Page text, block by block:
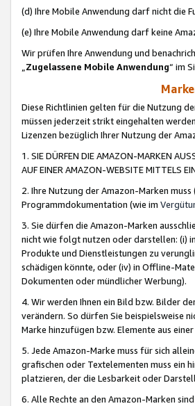
(d) Ihre Mobile Anwendung darf nicht die
(e) Ihre Mobile Anwendung darf keine
Wir prüfen Ihre Anwendung und
„Zugelassene Mobile Anwendung“ im
Diese Richtlinien gelten für die Nutzung
müssen jederzeit strikt eingehalten
Lizenzen bezüglich Ihrer Nutzung der
1. SIE DÜRFEN DIE AMAZON-MARKEN
AUF EINER AMAZON-WEBSITE MITTELS
2. Ihre Nutzung der Amazon-Marken
Programmdokumentation (wie im
3. Sie dürfen die Amazon-Marken
nicht wie folgt nutzen oder darstellen: (i)
Produkte und Dienstleistungen zu
schädigen könnte, oder (iv) in Offline-
Dokumenten oder mündlicher Werbung).
4. Wir werden Ihnen ein Bild bzw. Bilder
verändern. So dürfen Sie beispielsweise
Marke hinzufügen bzw. Elemente aus
5. Jede Amazon-Marke muss für sich
grafischen oder Textelementen muss ein
platzieren, der die Lesbarkeit oder
6. Alle Rechte an den Amazon-Marken